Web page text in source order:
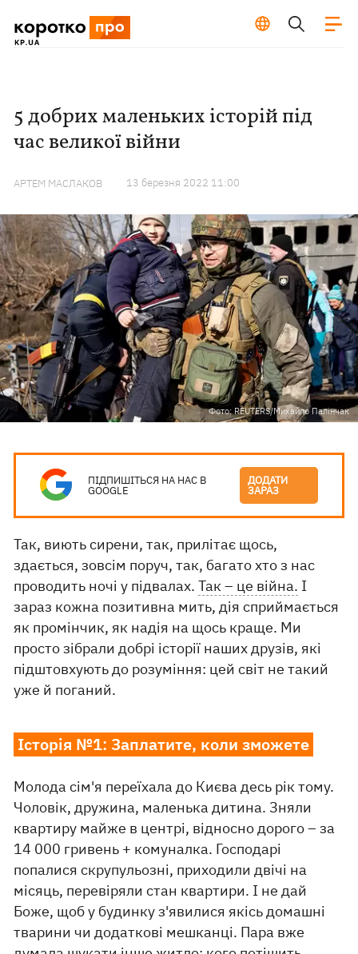
5 добрих маленьких історій під
час великої війни
АРТЕМ МАСЛАКОВ 13 березня 2022 11:00
Фото: REUTERS/Михайло Палінчак
ПІДПИШІТЬСЯ НА НАС В
GOOGLE
ДОДАТИ
ЗАРАЗ
Так, виють сирени, так, прилітає щось,
здається, зовсім поруч, так, багато хто з нас
проводить ночі у підвалах.Так – це війна. І
зараз кожна позитивна мить, дія сприймається
як промінчик, як надія на щось краще. Ми
просто зібрали добрі історії наших друзів, які
підштовхують до розуміння: цей світ не такий
уже й поганий.
Історія №1: Заплатите, коли зможете
Молода сім'я переїхала до Києва десь рік тому.
Чоловік, дружина, маленька дитина. Зняли
квартиру майже в центрі, відносно дорого – за
14 000 гривень + комуналка. Господарі
попалися скрупульозні, приходили двічі на
місяць, перевіряли стан квартири. І не дай
Боже, щоб у будинку з'явилися якісь домашні
тварини чи додаткові мешканці. Пара вже